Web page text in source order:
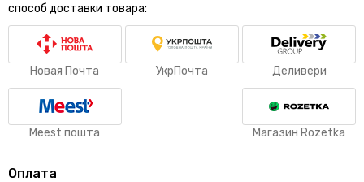
способ доставки товара:
Новая Почта УкрПочта Деливери
Meest пошта Магазин Rozetka
Оплата